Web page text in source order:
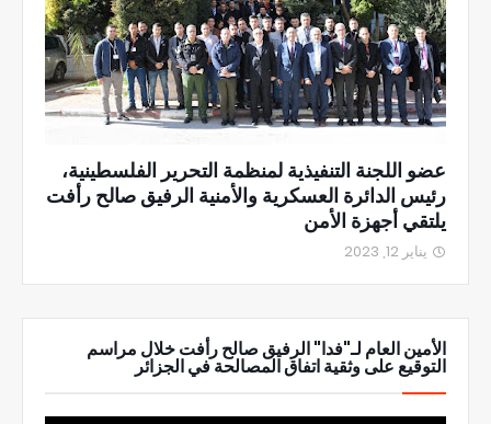
عضو اللجنة التنفيذية لمنظمة التحرير الفلسطينية،
رئيس الدائرة العسكرية والأمنية الرفيق صالح رأفت
يلتقي أجهزة الأمن
يناير 12, 2023
الأمين العام لـ"فدا" الرفيق صالح رأفت خلال مراسم
التوقيع على وثقية اتفاق المصالحة في الجزائر